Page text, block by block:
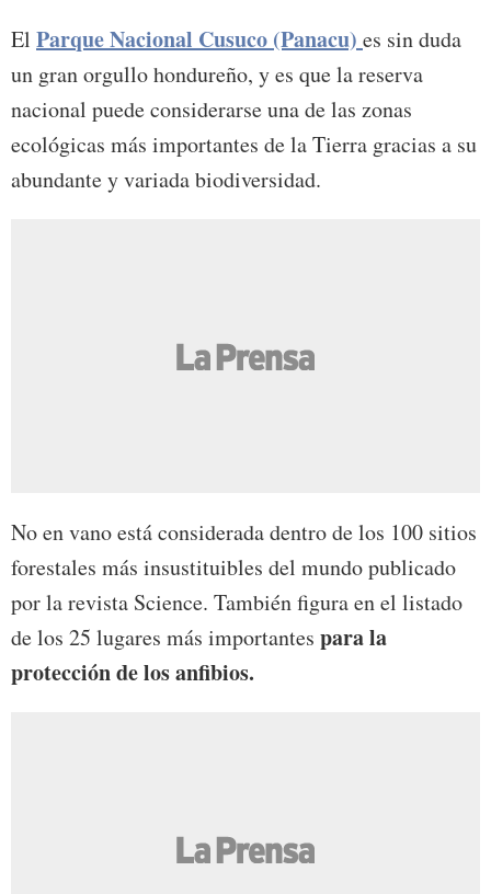
El Parque Nacional Cusuco (Panacu) es sin duda
un gran orgullo hondureño, y es que la reserva
nacional puede considerarse una de las zonas
ecológicas más importantes de la Tierra gracias a su
abundante y variada biodiversidad.
No en vano está considerada dentro de los 100 sitios
forestales más insustituibles del mundo publicado
por la revista Science. También figura en el listado
de los 25 lugares más importantes para la
protección de los anfibios.